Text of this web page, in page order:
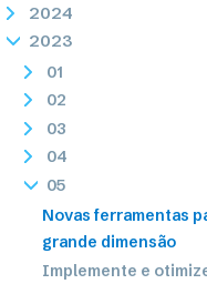
2024
2023
01
02
03
04
05
Novas ferramentas
grande dimensão
Implemente e